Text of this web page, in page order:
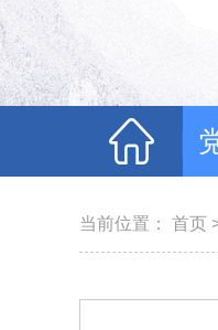
当前位置： 首页